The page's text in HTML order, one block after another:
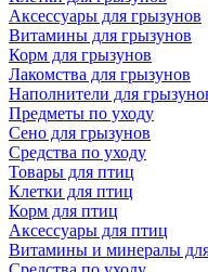
Аксессуары для грызунов
Витамины для грызунов
Корм для грызунов
Лакомства для грызунов
Наполнители для
Предметы по уходу
Сено для грызунов
Средства по уходу
Товары для птиц
Клетки для птиц
Корм для птиц
Аксессуары для птиц
Витамины и минералы